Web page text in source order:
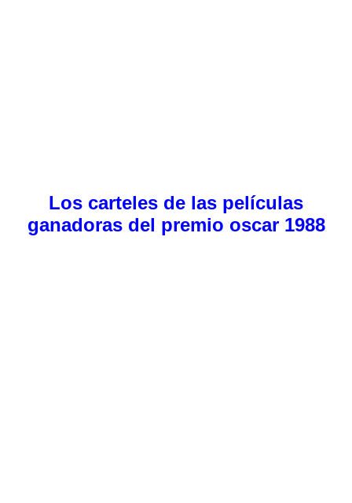
Los carteles de las películas
ganadoras del premio oscar 1988